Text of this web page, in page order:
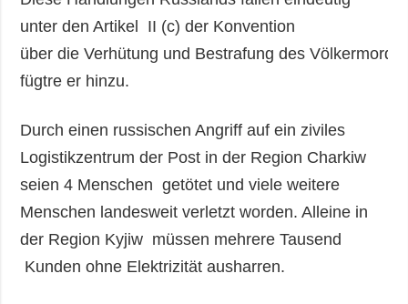
unter den Artikel II (c) der Konvention
über die Verhütung und Bestrafung des
fügtre er hinzu.
Durch einen russischen Angriff auf ein ziviles
Logistikzentrum der Post in der Region Charkiw
seien 4 Menschen getötet und viele weitere
Menschen landesweit verletzt worden. Alleine in
der Region Kyjiw müssen mehrere Tausend
Kunden ohne Elektrizität ausharren.